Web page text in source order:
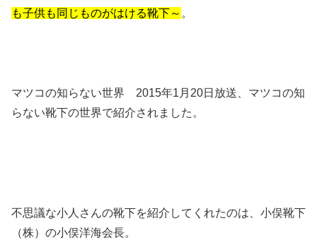
も子供も同じものがはける靴下～ 。
マツコの知らない世界 2015年1月20日放送、マツコの知
らない靴下の世界で紹介されました。
不思議な小人さんの靴下を紹介してくれたのは、小俣靴下
（株）の小俣洋海会長。